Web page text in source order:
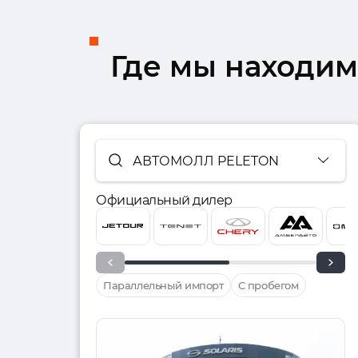
Где мы
АВТОМОЛЛ PELETON
Официальный дилер
Параллельный импорт С пробегом